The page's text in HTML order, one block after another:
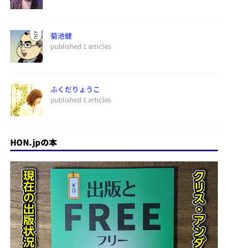
菊池健
published 1 articles
ふくだりょうこ
published 1 articles
HON.jpの本